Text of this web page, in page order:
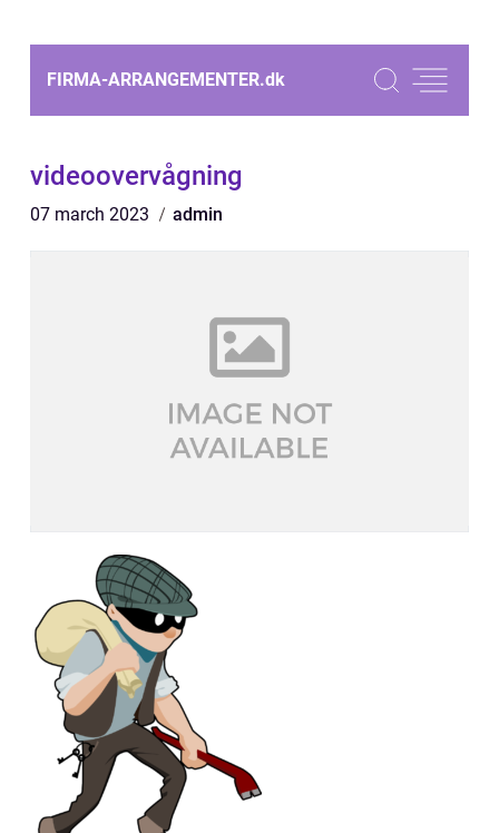
FIRMA-ARRANGEMENTER.dk
videoovervågning
07 march 2023 admin